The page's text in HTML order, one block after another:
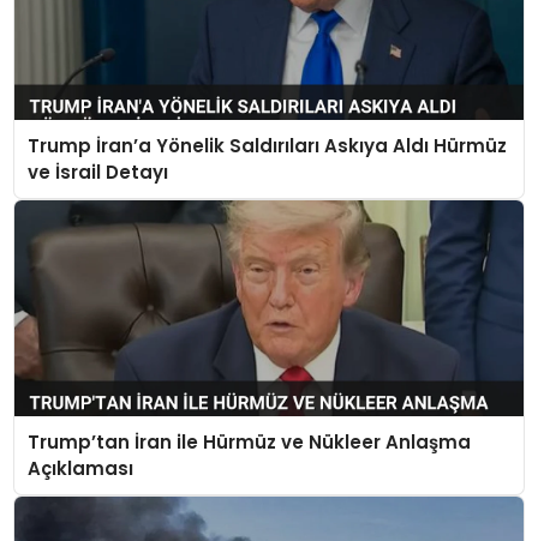
Trump İran’a Yönelik Saldırıları Askıya Aldı Hürmüz
ve İsrail Detayı
Trump’tan İran ile Hürmüz ve Nükleer Anlaşma
Açıklaması